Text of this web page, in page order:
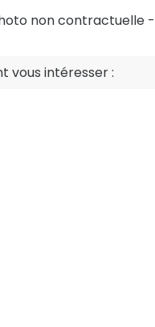
non contractuelle -
vous intéresser :